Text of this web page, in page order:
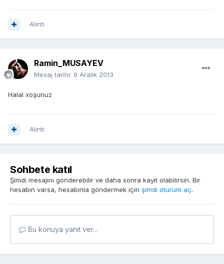
Alıntı
Ramin_MUSAYEV
Mesaj tarihi: 9 Aralık 2013
Halal xoşunuz
Alıntı
Sohbete katıl
Şimdi mesajını gönderebilir ve daha sonra kayıt olabilirsin. Bir
hesabın varsa, hesabınla göndermek için şimdi oturum aç.
Bu konuya yanıt ver...